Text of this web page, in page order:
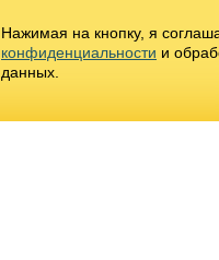
Нажимая на кнопку, я
конфиденциальности и
данных.